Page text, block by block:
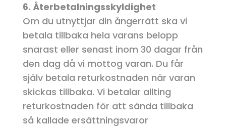
6. Återbetalningsskyldighet
Om du utnyttjar din ångerrätt ska vi
betala tillbaka hela varans belopp
snarast eller senast inom 30 dagar från
den dag då vi mottog varan. Du får
själv betala returkostnaden när varan
skickas tillbaka. Vi betalar allting
returkostnaden för att sända tillbaka
så kallade ersättningsvaror